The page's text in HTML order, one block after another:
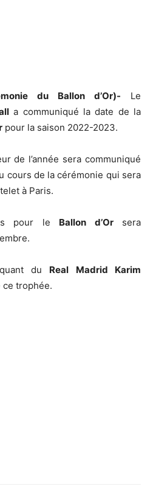
du Ballon d’Or)- Le
a communiqué la date de la
pour la saison 2022-2023.
de l’année sera communiqué
cours de la cérémonie qui sera
à Paris.
pour le Ballon d’Orsera
du Real Madrid Karim
trophée.